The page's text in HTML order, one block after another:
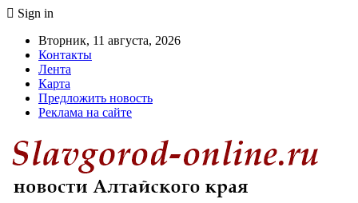
Sign in
Вторник, 11 августа, 2026
Контакты
Лента
Карта
Предложить новость
Реклама на сайте